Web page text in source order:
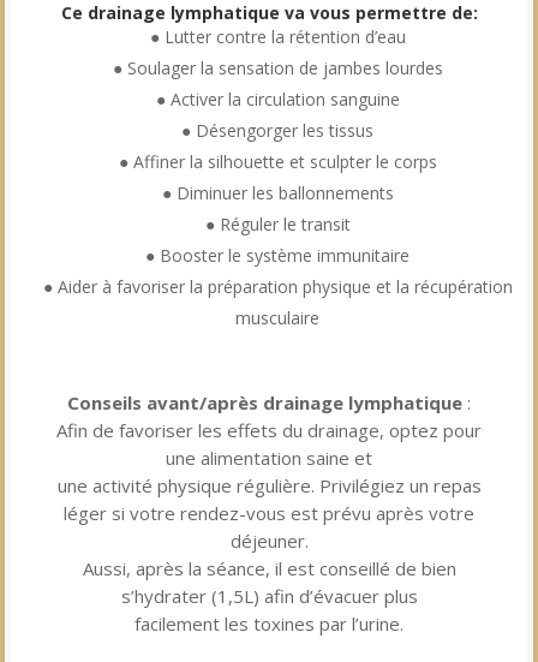
Ce drainage lymphatique va vous permettre de:
● Lutter contre la rétention d’eau
● Soulager la sensation de jambes lourdes
● Activer la circulation sanguine
● Désengorger les tissus
● Affiner la silhouette et sculpter le corps
● Diminuer les ballonnements
● Réguler le transit
● Booster le système immunitaire
● Aider à favoriser la préparation physique et la récupération
musculaire
Conseils avant/après drainage lymphatique :
Afin de favoriser les effets du drainage, optez pour
une alimentation saine et
une activité physique régulière. Privilégiez un repas
léger si votre rendez-vous est prévu après votre
déjeuner.
Aussi, après la séance, il est conseillé de bien
s’hydrater (1,5L) afin d’évacuer plus
facilement les toxines par l’urine.